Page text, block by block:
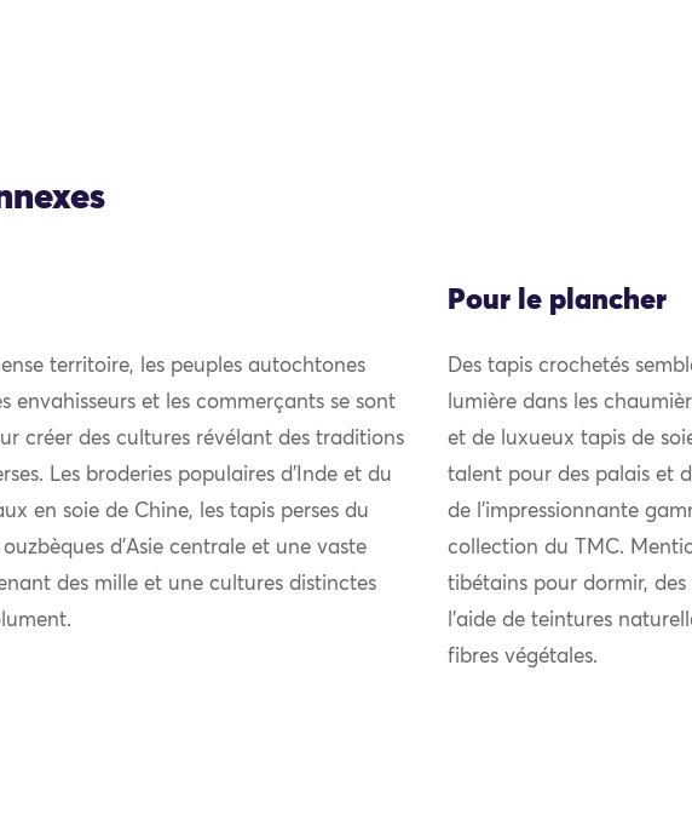
territoire, les peuples autochtones
envahisseurs et les commerçants se sont
créer des cultures révélant des traditions
Les broderies populaires d’Inde et du
en soie de Chine, les tapis perses du
d’Asie centrale et une vaste
des mille et une cultures distinctes
Pour le plancher
Des tapis crochetés
lumière dans les
et de luxueux tapis de
talent pour des palais et
de l’impressionnante
collection du TMC.
tibétains pour dormir, des
l’aide de teintures
fibres végétales.